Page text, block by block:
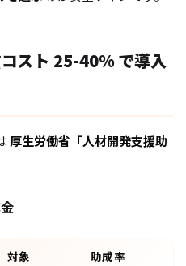
スト 25-40% で導入
厚生労働省「人材開発支援助
対象 助成率